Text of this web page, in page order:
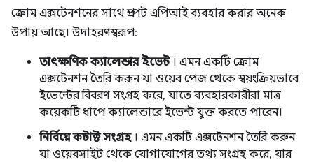
ক্রোম এক্সটেনশনের সাথে প্রম্পট এপিআই ব্যবহার করার অনেক
উপায় আছে। উদাহরণস্বরূপ:
তাৎক্ষণিক ক্যালেন্ডার ইভেন্ট। এমন একটি ক্রোম
এক্সটেনশন তৈরি করুন যা ওয়েব পেজ থেকে স্বয়ংক্রিয়ভাবে
ইভেন্টের বিবরণ সংগ্রহ করে, যাতে ব্যবহারকারীরা মাত্র
কয়েকটি ধাপে ক্যালেন্ডারে ইভেন্ট যুক্ত করতে পারেন।
নির্বিঘ্নে কন্টাক্ট সংগ্রহ। এমন একটি এক্সটেনশন তৈরি করুন
যা ওয়েবসাইট থেকে যোগাযোগের তথ্য সংগ্রহ করে, যার